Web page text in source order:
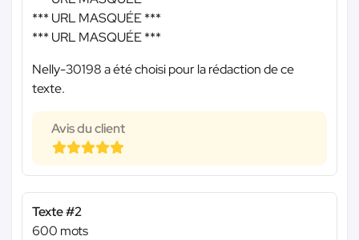
*** URL MASQUÉE ***
*** URL MASQUÉE ***
Nelly-30198 a été choisi pour la rédaction de ce
texte.
Avis du client
Texte #2
600 mots